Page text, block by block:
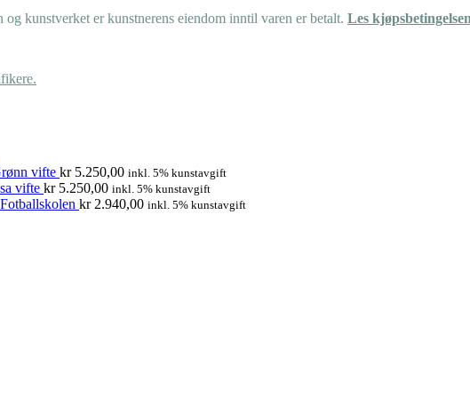
kunstverket er kunstnerens eiendom inntil varen er betalt. Les
vifte kr5.250,00 inkl. 5% kunstavgift
vifte kr5.250,00 inkl. 5% kunstavgift
kr2.940,00 inkl. 5% kunstavgift